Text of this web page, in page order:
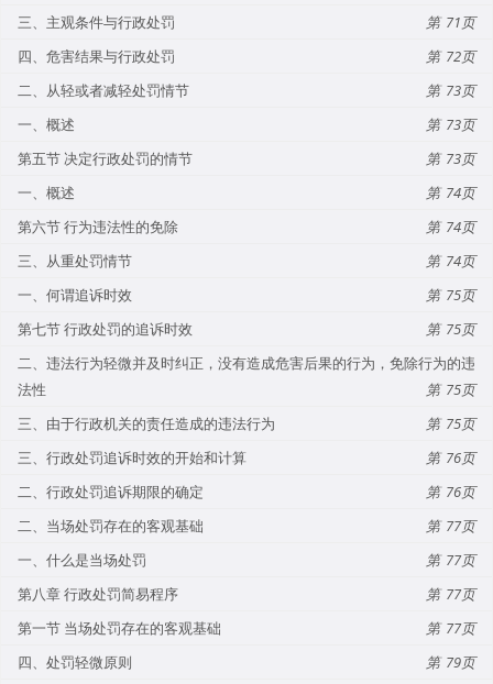
三、主观条件与行政处罚
71
四、危害结果与行政处罚
72
二、从轻或者减轻处罚情节
73
一、概述
73
第五节 决定行政处罚的情节
73
一、概述
74
第六节 行为违法性的免除
74
三、从重处罚情节
74
一、何谓追诉时效
75
第七节 行政处罚的追诉时效
75
二、违法行为轻微并及时纠正，没有造成危害后果的行为，免除行为的违
法性
75
三、由于行政机关的责任造成的违法行为
75
三、行政处罚追诉时效的开始和计算
76
二、行政处罚追诉期限的确定
76
二、当场处罚存在的客观基础
77
一、什么是当场处罚
77
第八章 行政处罚简易程序
77
第一节 当场处罚存在的客观基础
77
四、处罚轻微原则
79